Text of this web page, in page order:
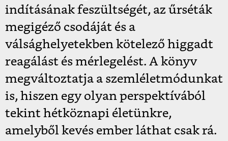
indításának feszültségét, az űrséták
megigéző csodáját és a
válsághelyetekben kötelező higgadt
reagálást és mérlegelést. A könyv
megváltoztatja a szemléletmódunkat
is, hiszen egy olyan perspektívából
tekint hétköznapi életünkre,
amelyből kevés ember láthat csak rá.